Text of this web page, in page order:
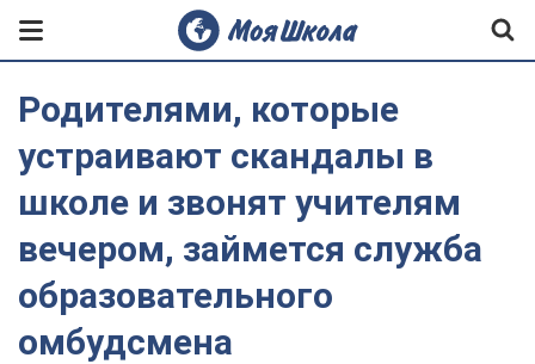
Родителями, которые
устраивают скандалы в
школе и звонят учителям
вечером, займется служба
образовательного
омбудсмена